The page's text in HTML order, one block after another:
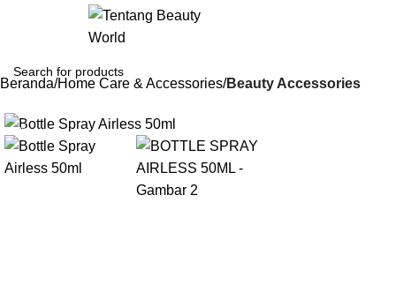
Beranda Home Care & Accessories Beauty Accessories
-13%